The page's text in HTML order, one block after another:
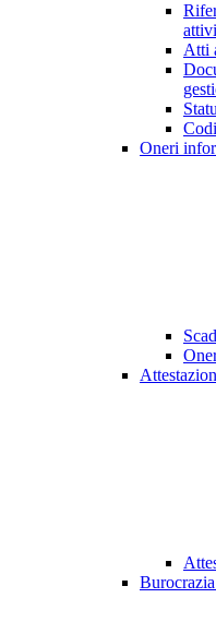
Atti
Oneri